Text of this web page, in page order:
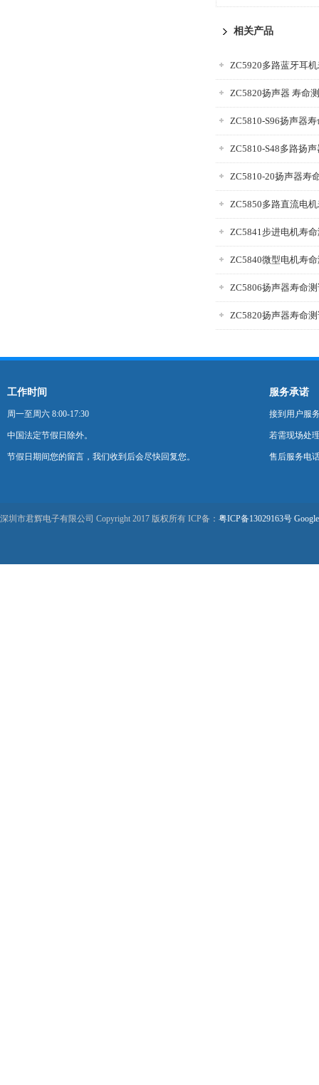
相关产品
ZC5920多路蓝牙耳
ZC5820扬声器 寿命
ZC5810-S96扬声器
ZC5810-S48多路扬
ZC5810-20扬声器寿
ZC5850多路直流电
ZC5841步进电机寿
ZC5840微型电机寿
ZC5806扬声器寿命
ZC5820扬声器寿命
工作时间
周一至周六 8:00-17:30
中国法定节假日除外。
节假日期间您的留言，我们收到后会尽快回复您。
服务承诺
接到用户服
若需现场处
售后服务电
深圳市君辉电子有限公司 Copyright 2017 版权所有 ICP备： 粤ICP备13029163号